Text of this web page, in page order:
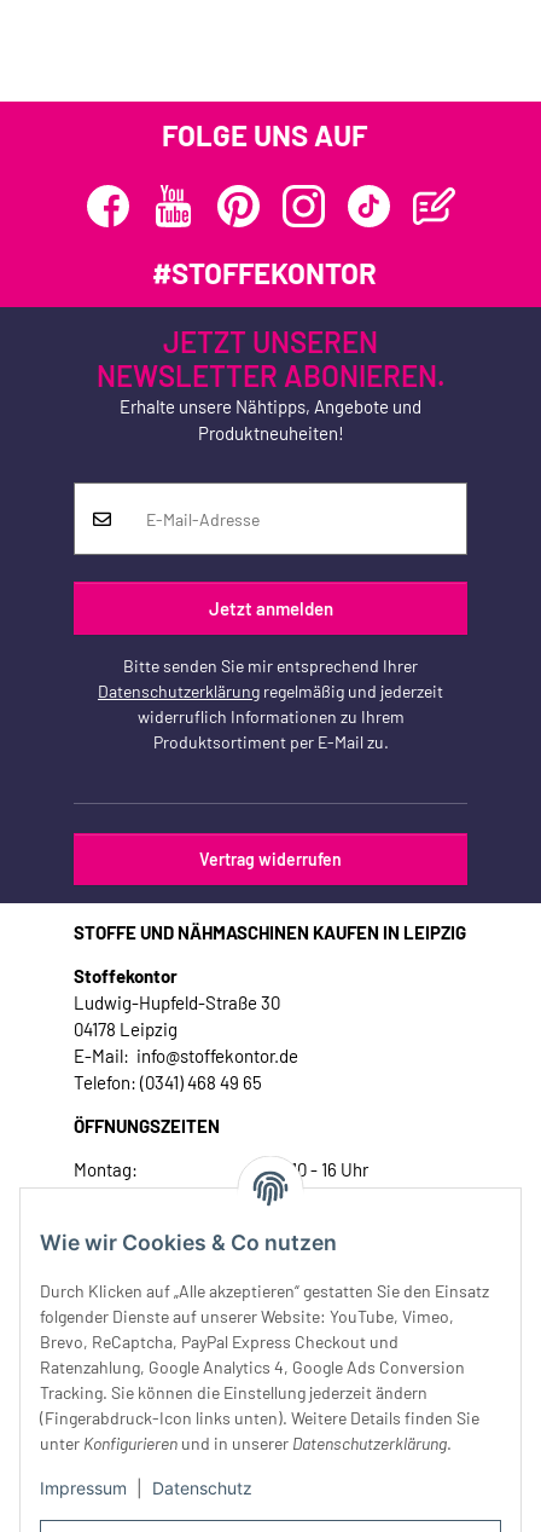
Wie wir Cookies & Co nutzen
Durch Klicken auf „Alle akzeptieren“ gestatten Sie den Einsatz
folgender Dienste auf unserer Website: YouTube, Vimeo,
Brevo, ReCaptcha, PayPal Express Checkout und
Ratenzahlung, Google Analytics 4, Google Ads Conversion
Tracking. Sie können die Einstellung jederzeit ändern
(Fingerabdruck-Icon links unten). Weitere Details finden Sie
unter Konfigurieren und in unserer Datenschutzerklärung.
Impressum Datenschutz
FOLGE UNS AUF
#STOFFEKONTOR
JETZT UNSEREN
NEWSLETTER ABONIEREN.
Erhalte unsere Nähtipps, Angebote und
Produktneuheiten!
Jetzt anmelden
Bitte senden Sie mir entsprechend Ihrer
Datenschutzerklärung regelmäßig und jederzeit
widerruflich Informationen zu Ihrem
Produktsortiment per E-Mail zu.
Vertrag widerrufen
STOFFE UND NÄHMASCHINEN KAUFEN IN LEIPZIG
Stoffekontor
Ludwig-Hupfeld-Straße 30
04178 Leipzig
E-Mail: info@stoffekontor.de
Telefon: (0341) 468 49 65
ÖFFNUNGSZEITEN
Montag:
10 - 16 Uhr
Donnerstag:
10 - 18 Uhr
Samstag:
10 - 14 Uhr
Unser Service
Rechtliches